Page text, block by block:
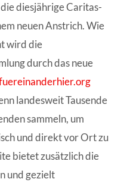
diesjährige Caritas-
neuen Anstrich. Wie
wird die
durch das neue
landesweit Tausende
sammeln, um
und direkt vor Ort zu
bietet zusätzlich die
und gezielt